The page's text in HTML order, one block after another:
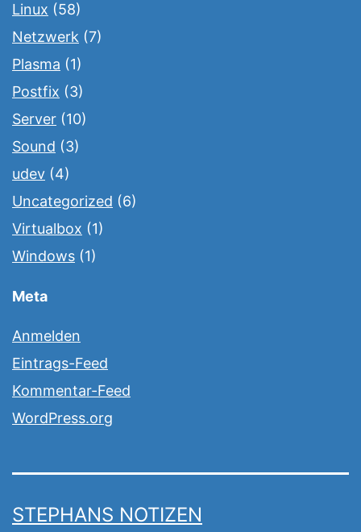
Linux (58)
Netzwerk (7)
Plasma (1)
Postfix (3)
Server (10)
Sound (3)
udev (4)
Uncategorized (6)
Virtualbox (1)
Windows (1)
Meta
Anmelden
Eintrags-Feed
Kommentar-Feed
WordPress.org
STEPHANS NOTIZEN